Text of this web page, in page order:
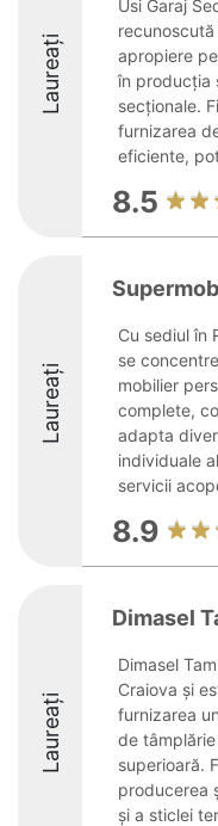
Laureați
Usi Garaj
apropiere
în producția
secționale.
furnizarea
eficiente,
8.5
Laureați
Cu sediul în
se
mobilier
complete,
adapta
individuale
servicii
8.9
Laureați
Dimasel
Dimasel
Craiova și
furnizarea
de
superioară.
producerea
și a sticlei